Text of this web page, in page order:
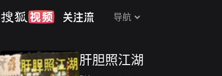
导航
肝胆照江湖